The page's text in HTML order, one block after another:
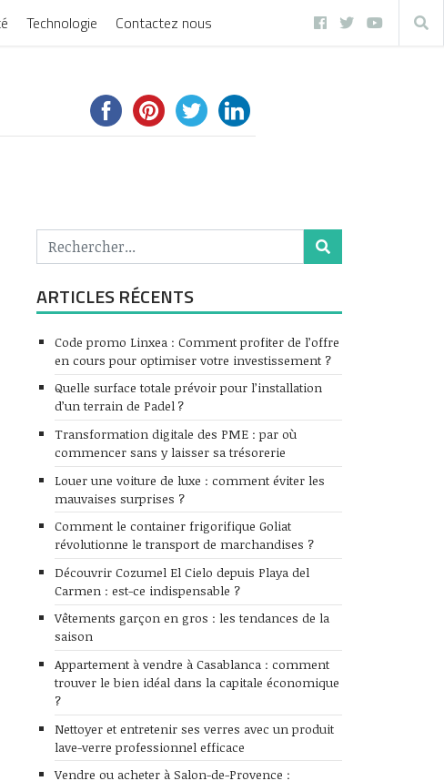
Technologie Contactez nous
ARTICLES RÉCENTS
Code promo Linxea : Comment profiter de l’offre
en cours pour optimiser votre investissement ?
Quelle surface totale prévoir pour l’installation
d’un terrain de Padel ?
Transformation digitale des PME : par où
commencer sans y laisser sa trésorerie
Louer une voiture de luxe : comment éviter les
mauvaises surprises ?
Comment le container frigorifique Goliat
révolutionne le transport de marchandises ?
Découvrir Cozumel El Cielo depuis Playa del
Carmen : est-ce indispensable ?
Vêtements garçon en gros : les tendances de la
saison
Appartement à vendre à Casablanca : comment
trouver le bien idéal dans la capitale économique
?
Nettoyer et entretenir ses verres avec un produit
lave-verre professionnel efficace
Vendre ou acheter à Salon-de-Provence :